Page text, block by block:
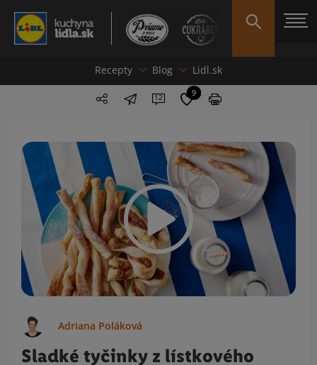
Recepty Blog Lidl.sk
12 9
Adriana Poláková
Sladké tyčinky z lístkového